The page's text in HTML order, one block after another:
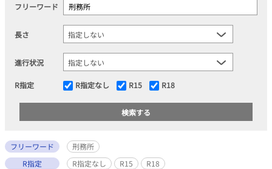
フリーワード
長さ
進行状況
R指定 R指定なし R15 R18
フリーワード
刑務所
R指定
R指定なし R15 R18